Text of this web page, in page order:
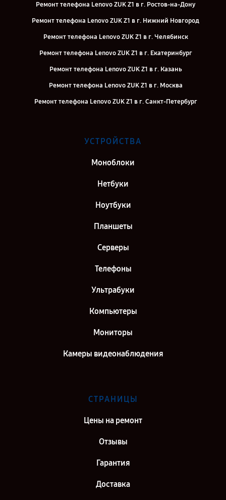
Ремонт телефона Lenovo ZUK Z1 в г. Ростов-на-Дону
Ремонт телефона Lenovo ZUK Z1 в г. Нижний Новгород
Ремонт телефона Lenovo ZUK Z1 в г. Челябинск
Ремонт телефона Lenovo ZUK Z1 в г. Екатеринбург
Ремонт телефона Lenovo ZUK Z1 в г. Казань
Ремонт телефона Lenovo ZUK Z1 в г. Москва
Ремонт телефона Lenovo ZUK Z1 в г. Санкт-Петербург
УСТРОЙСТВА
Моноблоки
Нетбуки
Ноутбуки
Планшеты
Серверы
Телефоны
Ультрабуки
Компьютеры
Мониторы
Камеры видеонаблюдения
СТРАНИЦЫ
Цены на ремонт
Отзывы
Гарантия
Доставка